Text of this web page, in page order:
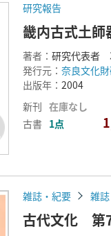
研究報告
畿内古式土
著者： 研究代表者
発行元： 奈良文化
出版年： 2004
新刊 在庫なし
古書 1点
雑誌・紀要 雑誌
古代文化